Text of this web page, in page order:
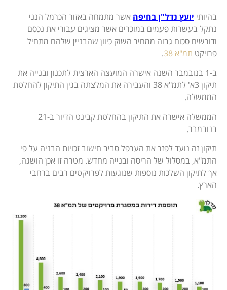
בהיותי יועץ נדל"ן בחיפה אשר מתמחה באזור הכרמל הנני
נתקל בעשרות פעמים במוכרים אשר מציגים עבורי את נכסם
ודורשים סכום גבוה ממחיר השוק כיוון שהבניין שלהם מתחיל
פרויקט תמ"א 38
.
ב-1 בנובמבר השנה אישרה המועצה הארצית לתכנון ובנייה את
תיקון 3א' לתמ"א 38 והעבירה את המלצתה בגין התיקון להחלטת
הממשלה.
הממשלה אישרה את התיקון בהחלטת קבינט הדיור ב-21
בנובמבר.
תיקון זה נועד לפזר את הערפל סביב חישוב זכויות הבניה על פי
התמ"א, במסלול של הריסה ובנייה מחדש. מטרה זו אכן הושגה,
אך לתיקון השלכות נוספות שנוגעות לפרויקטים רבים ברחבי
הארץ.